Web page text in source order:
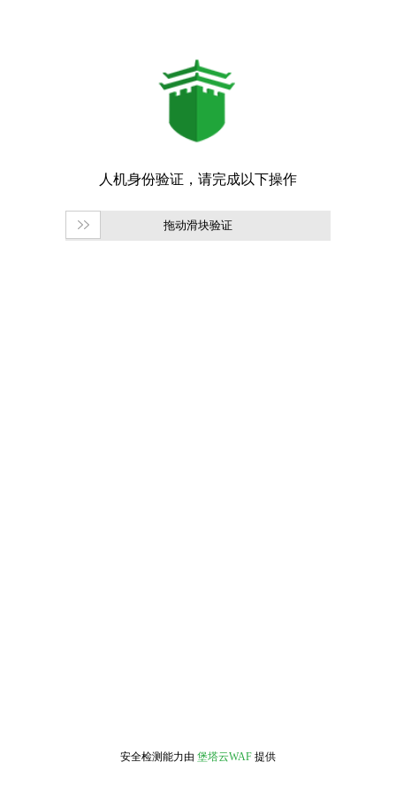
拖动滑块验证
安全检测能力由 堡塔云WAF 提供